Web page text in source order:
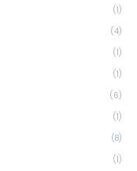
(1)
(4)
(1)
(1)
(6)
(1)
(8)
(1)